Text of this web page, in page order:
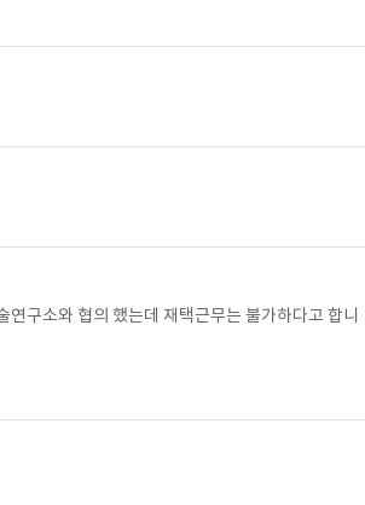
구소와 협의 했는데 재택근무는 불가하다고 합니